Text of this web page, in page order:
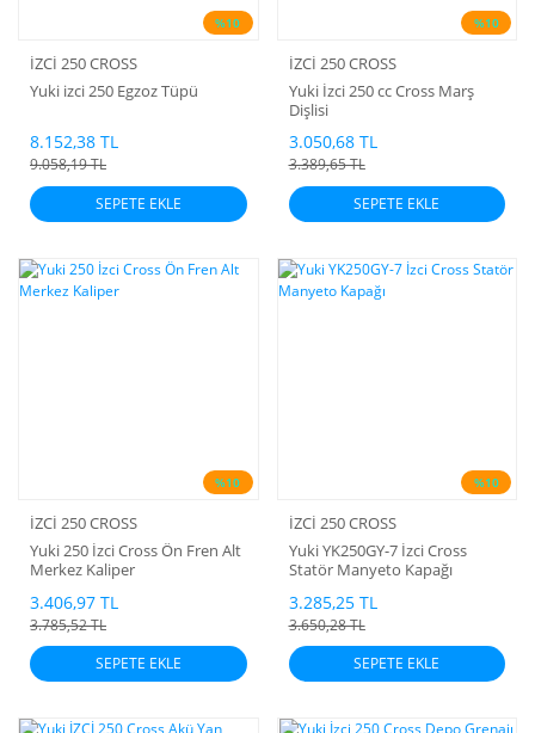
%10
İZCİ 250 CROSS
Yuki izci 250 Egzoz Tüpü
8.152,38 TL
9.058,19 TL
SEPETE EKLE
%10
İZCİ 250 CROSS
Yuki İzci 250 cc Cross Marş
Dişlisi
3.050,68 TL
3.389,65 TL
SEPETE EKLE
%10
İZCİ 250 CROSS
Yuki 250 İzci Cross Ön Fren Alt
Merkez Kaliper
3.406,97 TL
3.785,52 TL
SEPETE EKLE
%10
İZCİ 250 CROSS
Yuki YK250GY-7 İzci Cross
Statör Manyeto Kapağı
3.285,25 TL
3.650,28 TL
SEPETE EKLE